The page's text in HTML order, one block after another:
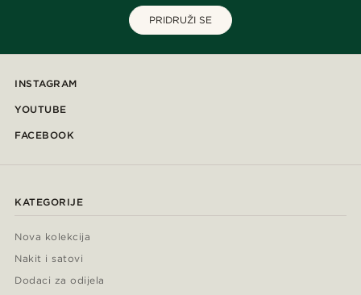
PRIDRUŽI SE
INSTAGRAM
YOUTUBE
FACEBOOK
KATEGORIJE
Nova kolekcija
Nakit i satovi
Dodaci za odijela